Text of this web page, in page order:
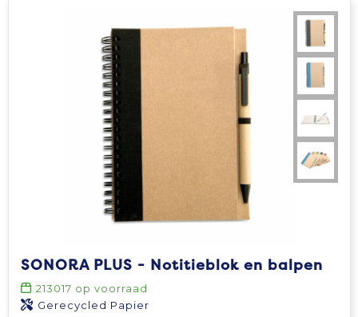
SONORA PLUS - Notitieblok en balpen
213017 op voorraad
Gerecycled Papier